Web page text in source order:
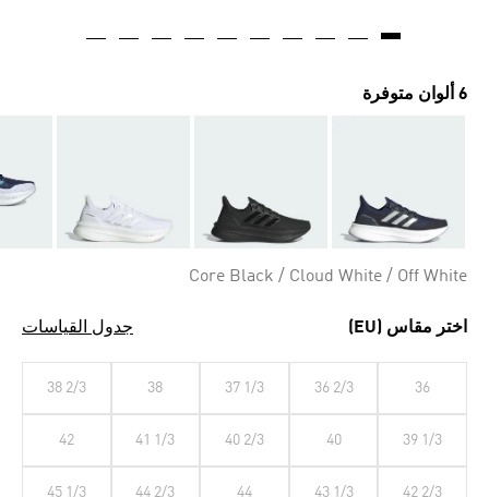
6 ألوان متوفرة
Core Black / Cloud White / Off White
اختر مقاس (EU) جدول القياسات
36
36 2/3
37 1/3
38
38 2/3
39 1/3
40
40 2/3
41 1/3
42
42 2/3
43 1/3
44
44 2/3
45 1/3